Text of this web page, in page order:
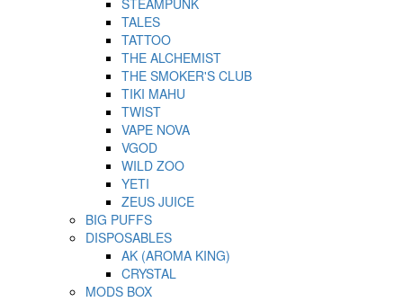
TALES
TATTOO
THE ALCHEMIST
THE SMOKER'S CLUB
TIKI MAHU
TWIST
VAPE NOVA
VGOD
WILD ZOO
YETI
ZEUS JUICE
BIG PUFFS
DISPOSABLES
AK (AROMA KING)
CRYSTAL
MODS BOX